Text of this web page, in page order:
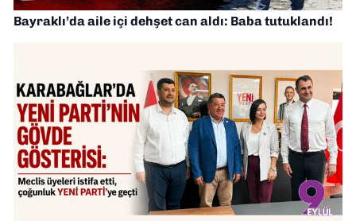
Bayraklı’da aile içi dehşet can aldı: Baba tutuklandı!